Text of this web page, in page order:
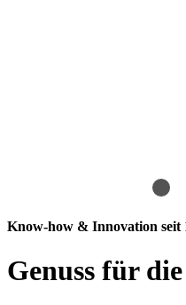
Know-how & Innovation seit
Genuss für